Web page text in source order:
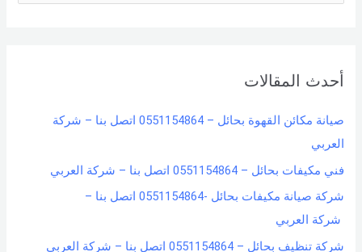
c
f
o
r
:
أحدث المقالات
صيانة مكائن القهوة بحائل – 0551154864 اتصل بنا – شركة
العربي
فني مكيفات بحائل – 0551154864 اتصل بنا – شركة العربي
شركة صيانة مكيفات بحائل -0551154864 اتصل بنا –
شركة العربي
شركة تنظيف بحائل – 0551154864 اتصل بنا – شركة العربي